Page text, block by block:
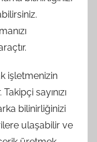
işletmenizin
sayınızı
bilinirliğinizi
ulaşabilir ve